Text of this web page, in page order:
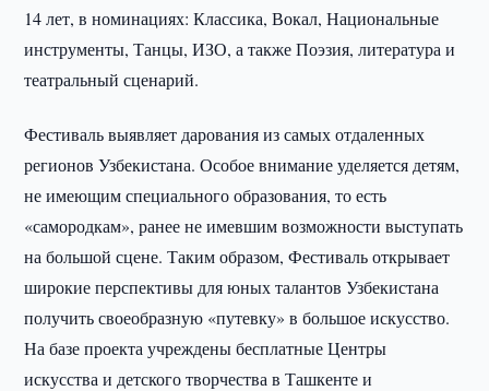
14 лет, в номинациях: Классика, Вокал, Национальные
инструменты, Танцы, ИЗО, а также Поэзия, литература и
театральный сценарий.
Фестиваль выявляет дарования из самых отдаленных
регионов Узбекистана. Особое внимание уделяется детям,
не имеющим специального образования, то есть
«самородкам», ранее не имевшим возможности выступать
на большой сцене. Таким образом, Фестиваль открывает
широкие перспективы для юных талантов Узбекистана
получить своеобразную «путевку» в большое искусство.
На базе проекта учреждены бесплатные Центры
искусства и детского творчества в Ташкенте и